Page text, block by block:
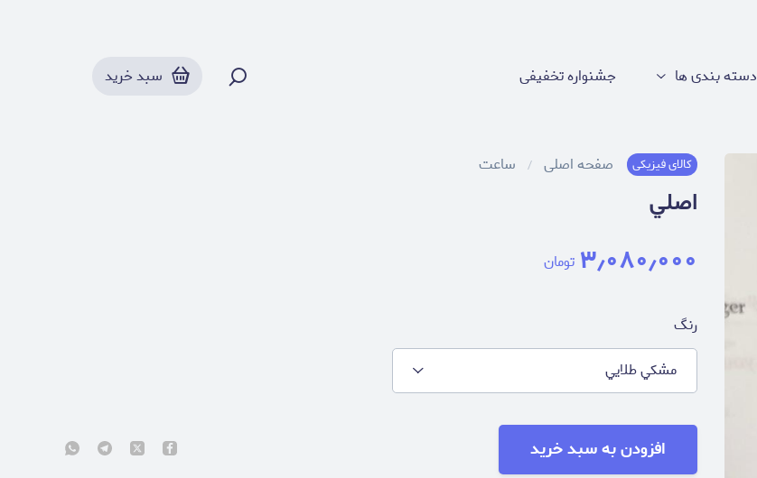
دسته بندی ها جشنواره تخفیفی سبد خرید
کالای فیزیکی صفحه اصلی ساعت
اصلي
۳٫۰۸۰٫۰۰۰ تومان
رنگ
مشكي طلايي
افزودن به سبد خرید